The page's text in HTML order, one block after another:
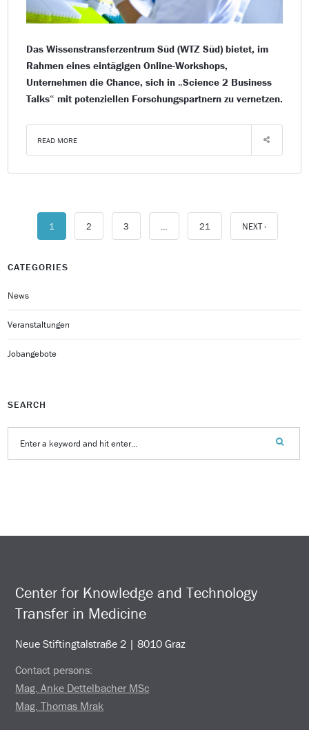
Das Wissenstransferzentrum Süd (WTZ Süd) bietet, im
Rahmen eines eintägigen Online-Workshops,
Unternehmen die Chance, sich in „Science 2 Business
Talks“ mit potenziellen Forschungspartnern zu vernetzen.
READ MORE
1 2 3 … 21 NEXT ›
CATEGORIES
News
Veranstaltungen
Jobangebote
SEARCH
Center for Knowledge and Technology
Transfer in Medicine
Neue Stiftingtalstraße 2 | 8010 Graz
Contact persons:
Mag. Anke Dettelbacher MSc
Mag. Thomas Mrak